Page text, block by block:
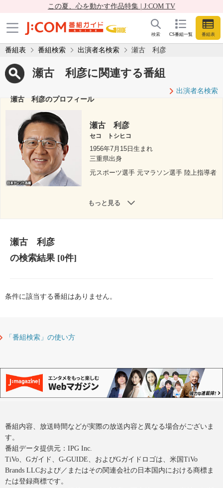
この夏、心を動かす作品特集 | J:COM TV
CS番組一覧 番組表
検索
番組表 番組検索 出演者名検索 瀬古 利彦
瀬古 利彦に関連する番組
出演者名検索
瀬古 利彦のプロフィール
瀬古 利彦
セコ トシヒコ
1956年7月15日生まれ
三重県出身
元スポーツ選手 元マラソン選手 陸上指導者
もっと見る
瀬古 利彦
の検索結果[0件]
条件に該当する番組はありません。
「番組検索」の使い方
番組内容、放送時間などが実際の放送内容と異なる場合がございま
す。
番組データ提供元：IPG Inc.
TiVo、Gガイド、G-GUIDE、およびGガイドロゴは、米国TiVo
Brands LLCおよび／またはその関連会社の日本国内における商標ま
たは登録商標です。